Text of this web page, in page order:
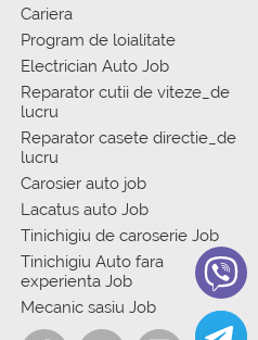
Cariera
Program de loialitate
Electrician Auto Job
Reparator cutii de viteze_de
lucru
Reparator casete directie_de
lucru
Carosier auto job
Lacatus auto Job
Tinichigiu de caroserie Job
Tinichigiu Auto fara
experienta Job
Mecanic sasiu Job